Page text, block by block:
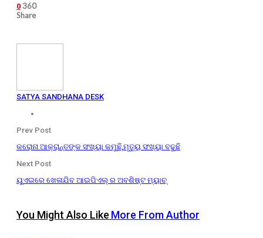
0 360
Share
SATYA SANDHANA DESK
Prev Post
କରୋନା ଆକ୍ରାନ୍ତଙ୍କ ସଂଖ୍ୟା କମୁଛି,ମୃତ୍ୟୁ ସଂଖ୍ୟା ବଢୁଛି
Next Post
ୟୁଏଇରେ ଖେଳାଯିବ ଆଇପିଏଲ୍ ର ଅବଶିଷ୍ଟ ମ୍ୟାଚ୍‌
You Might Also Like More From Author